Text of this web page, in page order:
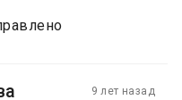
9 лет назад